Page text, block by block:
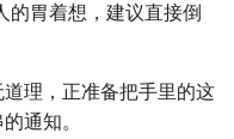
的胃着想，建议直接倒
理，正准备把手里的这
通知。